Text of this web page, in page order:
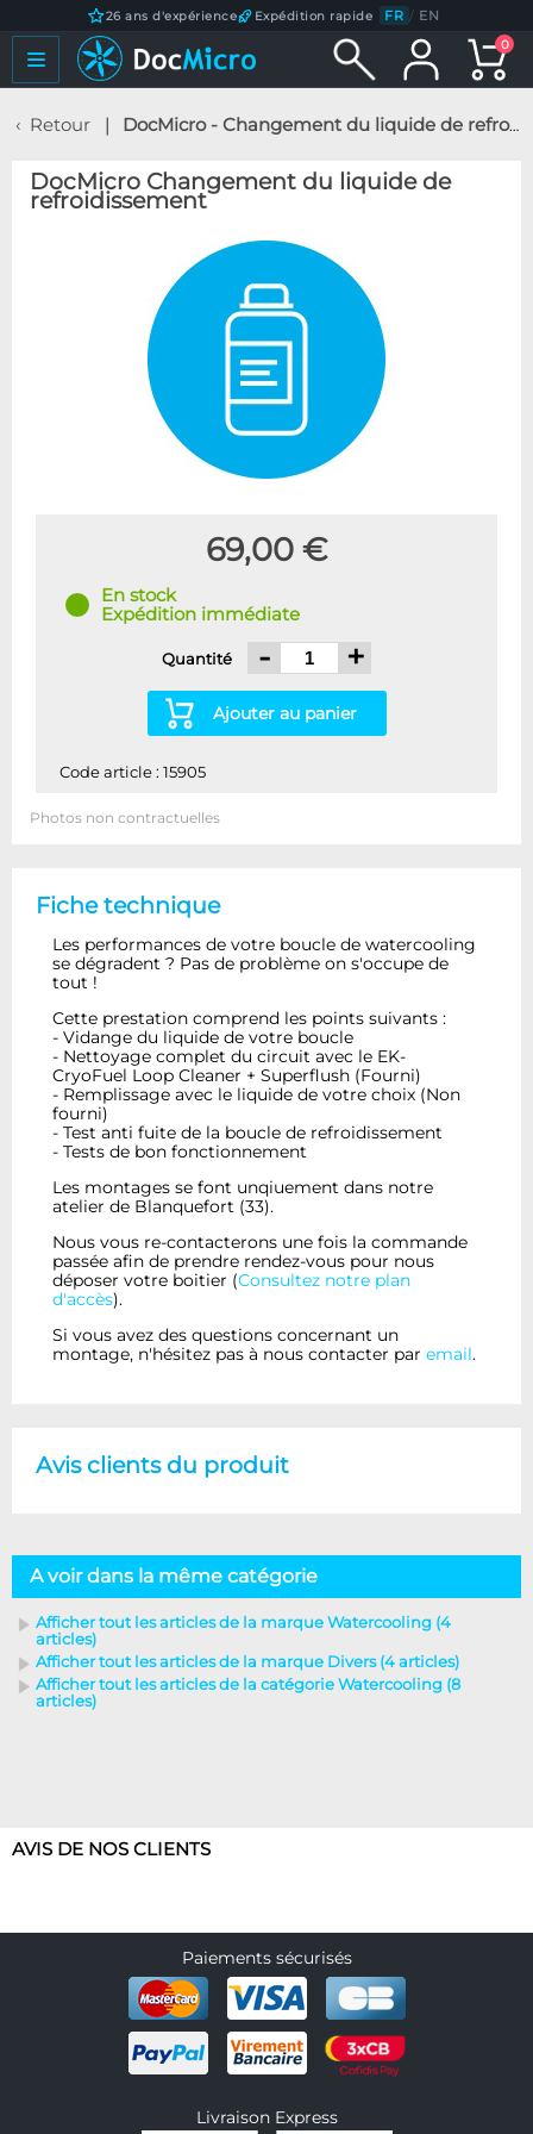
26 ans d'expérience Expédition rapide FR / EN
0
Retour DocMicro - Changement du liquide de refroidissement
DocMicro Changement du liquide de
refroidissement
69,00 €
En stock
Expédition immédiate
Quantité - +
Ajouter au panier
Code article : 15905
Photos non contractuelles
Fiche technique
Les performances de votre boucle de watercooling
se dégradent ? Pas de problème on s'occupe de
tout !
Cette prestation comprend les points suivants :
- Vidange du liquide de votre boucle
- Nettoyage complet du circuit avec le EK-
CryoFuel Loop Cleaner + Superflush (Fourni)
- Remplissage avec le liquide de votre choix (Non
fourni)
- Test anti fuite de la boucle de refroidissement
- Tests de bon fonctionnement
Les montages se font unqiuement dans notre
atelier de Blanquefort (33).
Nous vous re-contacterons une fois la commande
passée afin de prendre rendez-vous pour nous
déposer votre boitier (Consultez notre plan
d'accès).
Si vous avez des questions concernant un
montage, n'hésitez pas à nous contacter paremail.
Avis clients du produit
A voir dans la même catégorie
Afficher tout les articles de la marque Watercooling (4
articles)
Afficher tout les articles de la marque Divers (4 articles)
Afficher tout les articles de la catégorie Watercooling (8
articles)
AVIS DE NOS CLIENTS
Paiements sécurisés
Livraison Express